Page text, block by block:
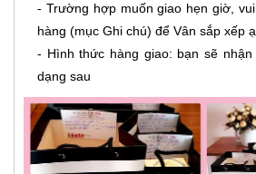
- Trường hợp muốn giao hẹn giờ,
hàng (mục Ghi chú) để Vân sắp xếp
- Hình thức hàng giao: bạn sẽ
dạng sau